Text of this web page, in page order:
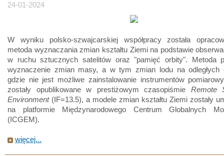
24-01-2024
W wyniku polsko-szwajcarskiej współpracy została
metoda wyznaczania zmian kształtu Ziemi na podstawie
w ruchu sztucznych satelitów oraz "pamięć orbity". Metoda
wyznaczenie zmian masy, a w tym zmian lodu na odległych
gdzie nie jest możliwe zainstalowanie instrumentów
zostały opublikowane w prestiżowym czasopiśmie Remote
Environment(IF=13.5), a modele zmian kształtu Ziemi zostały
na platformie Międzynarodowego Centrum Globalnych
(ICGEM).
więcej...